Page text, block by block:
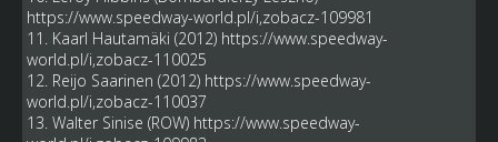
https://www.speedway-world.pl/i,zobacz-109981
11. Kaarl Hautamäki (2012) https://www.speedway-
world.pl/i,zobacz-110025
12. Reijo Saarinen (2012) https://www.speedway-
world.pl/i,zobacz-110037
13. Walter Sinise (ROW) https://www.speedway-